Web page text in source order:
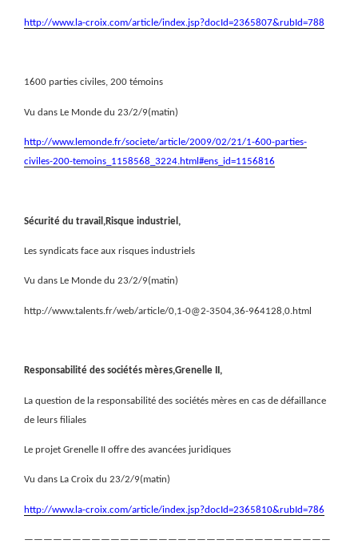
http://www.la-croix.com/article/index.jsp?docId=2365807&rubId=788
1600 parties civiles, 200 témoins
Vu dans Le Monde du 23/2/9(matin)
http://www.lemonde.fr/societe/article/2009/02/21/1-600-parties-
civiles-200-temoins_1158568_3224.html#ens_id=1156816
Sécurité du travail,Risque industriel,
Les syndicats face aux risques industriels
Vu dans Le Monde du 23/2/9(matin)
http://www.talents.fr/web/article/0,1-0@2-3504,36-964128,0.html
Responsabilité des sociétés mères,Grenelle II,
La question de la responsabilité des sociétés mères en cas de défaillance
de leurs filiales
Le projet Grenelle II offre des avancées juridiques
Vu dans La Croix du 23/2/9(matin)
http://www.la-croix.com/article/index.jsp?docId=2365810&rubId=786
————————————————————————————————